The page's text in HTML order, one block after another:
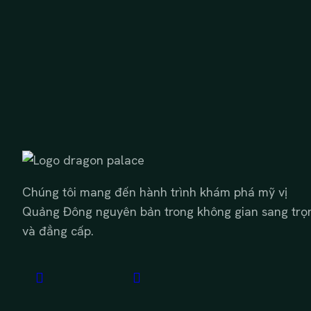
Chúng tôi mang đến hành trình khám phá mỹ vị
Quảng Đông nguyên bản trong không gian sang
và đẳng cấp.